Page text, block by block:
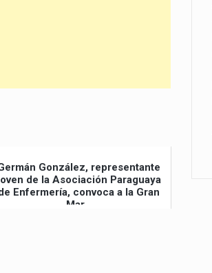
González, representante
de la Asociación Paraguaya
Enfermería, convoca a la Gran
Mar...